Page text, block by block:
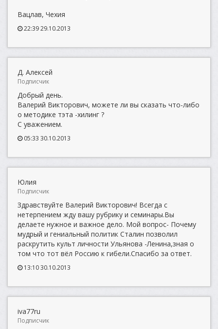
Вацлав, Чехия
22:39 29.10.2013
Д. Алексей
Подписчик
Добрый день.
Валерий Викторович, можете ли вы сказать что-либо
о методике тэта -хилинг ?
С уважением.
05:33 30.10.2013
Юлия
Подписчик
Здравствуйте Валерий Викторович! Всегда с
нетерпением жду вашу рубрику и семинары.Вы
делаете нужное и важное дело. Мой вопрос- Почему
мудрый и гениальный политик Сталин позволил
раскрутить культ личности Ульянова -Ленина,зная о
том что тот вёл Россию к гибели.Спасибо за ответ.
13:10 30.10.2013
iva77ru
Подписчик